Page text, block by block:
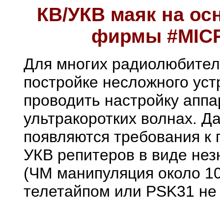
КВ/УКВ маяк на
фирмы
Для многих
постройке несложного
проводить настройку
ультракоротких волнах.
появляются требования
УКВ репитеров в виде
(ЧМ манипуляция около
телетайпом или PSK31 не